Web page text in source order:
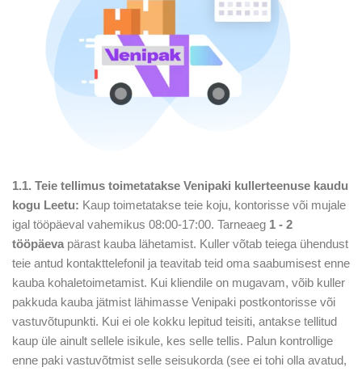
1.1. Teie tellimus toimetatakse Venipaki kullerteenuse kaudu
kogu Leetu: Kaup toimetatakse teie koju, kontorisse või mujale
igal tööpäeval vahemikus 08:00-17:00. Tarneaeg 1 - 2
tööpäeva pärast kauba lähetamist. Kuller võtab teiega ühendust
teie antud kontakttelefonil ja teavitab teid oma saabumisest enne
kauba kohaletoimetamist. Kui kliendile on mugavam, võib kuller
pakkuda kauba jätmist lähimasse Venipaki postkontorisse või
vastuvõtupunkti. Kui ei ole kokku lepitud teisiti, antakse tellitud
kaup üle ainult sellele isikule, kes selle tellis. Palun kontrollige
enne paki vastuvõtmist selle seisukorda (see ei tohi olla avatud,